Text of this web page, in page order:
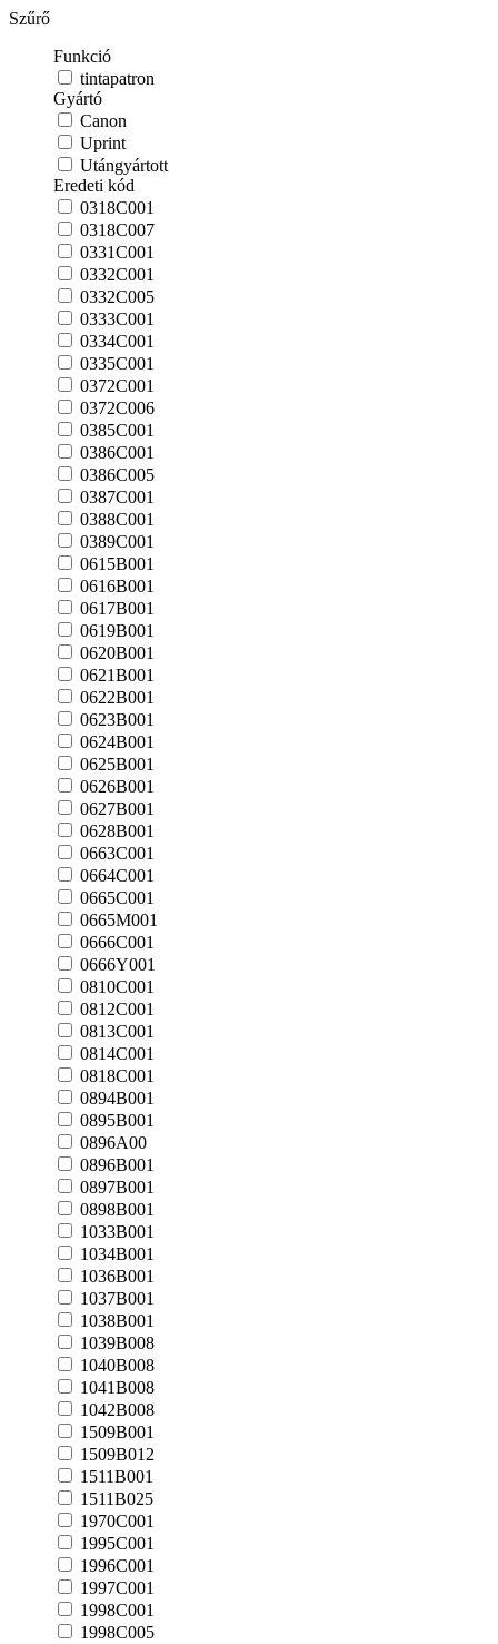
Szűrő
Funkció
tintapatron
Gyártó
Canon
Uprint
Utángyártott
Eredeti kód
0318C001
0318C007
0331C001
0332C001
0332C005
0333C001
0334C001
0335C001
0372C001
0372C006
0385C001
0386C001
0386C005
0387C001
0388C001
0389C001
0615B001
0616B001
0617B001
0619B001
0620B001
0621B001
0622B001
0623B001
0624B001
0625B001
0626B001
0627B001
0628B001
0663C001
0664C001
0665C001
0665M001
0666C001
0666Y001
0810C001
0812C001
0813C001
0814C001
0818C001
0894B001
0895B001
0896A00
0896B001
0897B001
0898B001
1033B001
1034B001
1036B001
1037B001
1038B001
1039B008
1040B008
1041B008
1042B008
1509B001
1509B012
1511B001
1511B025
1970C001
1995C001
1996C001
1997C001
1998C001
1998C005